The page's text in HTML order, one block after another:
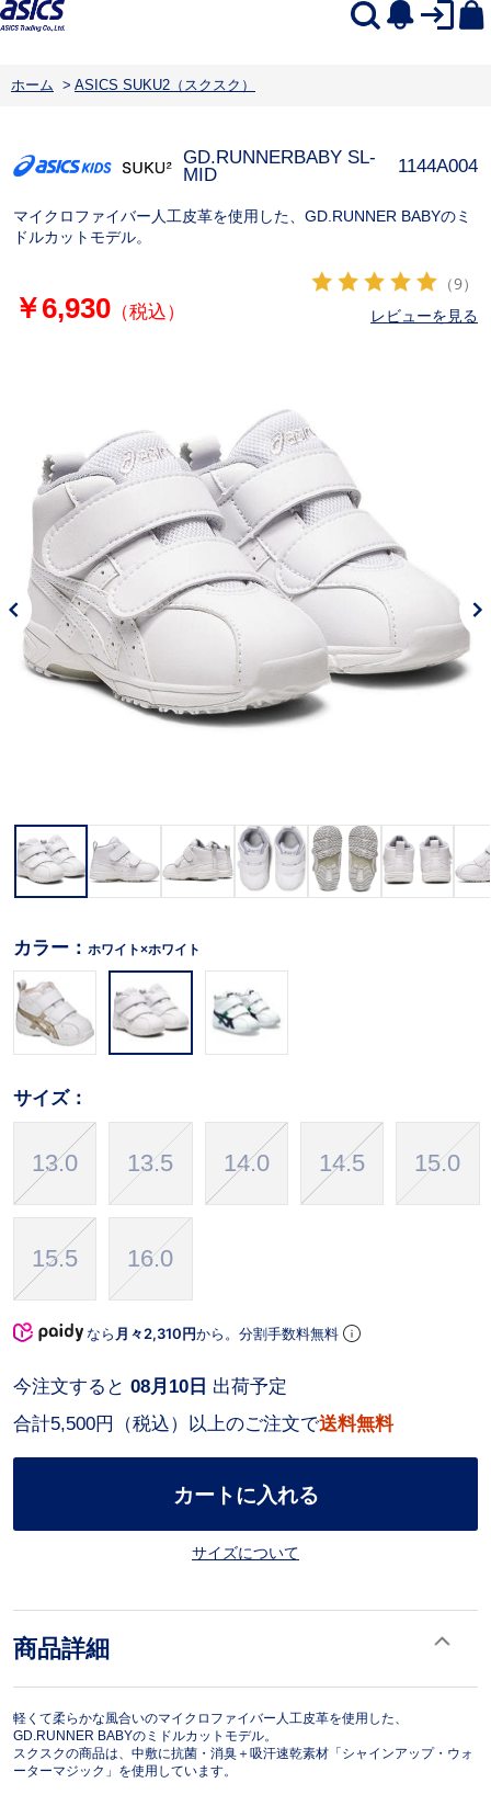
ホーム > ASICS SUKU2（スクスク）
GD.RUNNERBABY SL-
MID
1144A004
マイクロファイバー人工皮革を使用した、GD.RUNNER BABYのミ
ドルカットモデル。
￥6,930（税込）
（9）
レビューを見る
カラー： ホワイト×ホワイト
サイズ：
13.0 13.5 14.0 14.5 15.0
15.5 16.0
なら 月々2,310円から。分割手数料無料
合計5,500円（税込）以上のご注文で送料無料
今注文すると 08月10日 出荷予定
カートに入れる
サイズについて
商品詳細
軽くて柔らかな風合いのマイクロファイバー人工皮革を使用した、
GD.RUNNER BABYのミドルカットモデル。
スクスクの商品は、中敷に抗菌・消臭＋吸汗速乾素材「シャインアップ・ウォ
ーターマジック」を使用しています。